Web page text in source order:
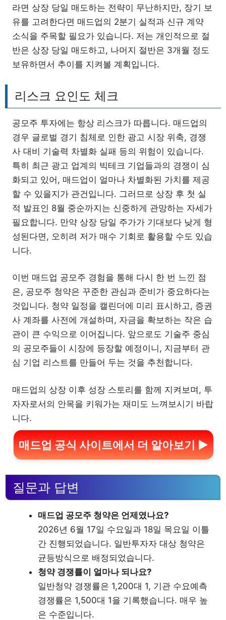
라면 상장 당일 매도하는 전략이 무난하지만, 장기 보
유를 고려한다면 매드업의 2분기 실적과 신규 계약
소식을 주목할 필요가 있습니다. 저는 개인적으로 절
반은 상장 당일 매도하고, 나머지 절반은 3개월 정도
보유하면서 추이를 지켜볼 계획입니다.
리스크 요인도 체크
공모주 투자에는 항상 리스크가 따릅니다. 매드업의
경우 글로벌 경기 침체로 인한 광고 시장 위축, 경쟁
사 대비 기술력 차별화 실패 등의 위험이 있습니다.
특히 최근 광고 업계의 빅테크 기업들과의 경쟁이 심
화되고 있어, 매드업이 얼마나 차별화된 가치를 제공
할 수 있을지가 관건입니다. 그러므로 상장 후 첫 실
적 발표인 8월 중순까지는 신중하게 관망하는 자세가
필요합니다. 만약 상장 당일 주가가 기대보다 낮게 형
성된다면, 오히려 저가 매수 기회로 활용할 수도 있습
니다.
이번 매드업 공모주 경험을 통해 다시 한 번 느낀 점
은, 공모주 청약은 꾸준한 관심과 준비가 중요하다는
것입니다. 청약 일정을 캘린더에 미리 표시하고, 증권
사 계좌를 사전에 개설하며, 자금을 확보하는 작은 습
관이 큰 수익으로 이어집니다. 앞으로도 기술주 중심
의 공모주들이 시장에 등장할 예정이니, 지금부터 관
심 기업 리스트를 만들어 두는 것을 추천합니다.
매드업의 상장 이후 성장 스토리를 함께 지켜보며, 투
자자로서의 안목을 키워가는 재미도 느껴보시기 바랍
니다.
매드업 공식 사이트에서 더 알아보기 ▶
질문과 답변
매드업 공모주 청약은 언제였나요?
2026년 6월 17일 수요일과 18일 목요일 이틀
간 진행되었습니다. 일반투자자 대상 청약은
균등방식으로 배정되었습니다.
청약 경쟁률이 얼마나 되나요?
일반청약 경쟁률은 1,200대 1, 기관 수요예측
경쟁률은 1,500대 1을 기록했습니다. 매우 높
은 수준입니다.